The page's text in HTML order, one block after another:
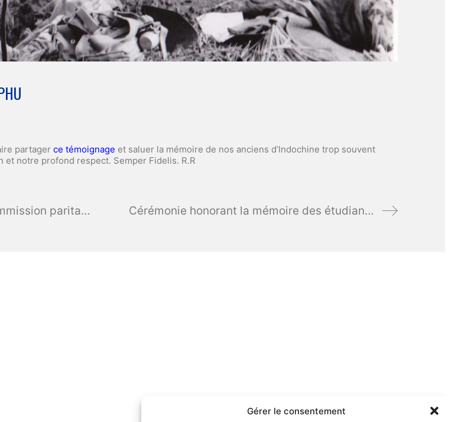
Gérer le consentement
partager ce témoignage et saluer la mémoire de nos anciens d’Indochine trop souvent
et notre profond respect. Semper Fidelis. R.R
Signature de la convention de création de la commission paritaire de financement des projets pédagogiques exceptionnels Cérémonie honorant la mémoire des étudiants et lycéens résistants morts pour la France.